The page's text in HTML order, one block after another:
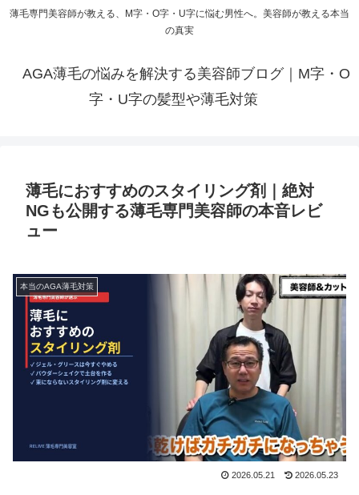
薄毛専門美容師が教える、M字・O字・U字に悩む男性へ。美容師が教える本当
の真実
AGA薄毛の悩みを解決する美容師ブログ｜M字・O
字・U字の髪型や薄毛対策
薄毛におすすめのスタイリング剤｜絶対
NGも公開する薄毛専門美容師の本音レビ
ュー
本当のAGA薄毛対策
2026.05.21 2026.05.23